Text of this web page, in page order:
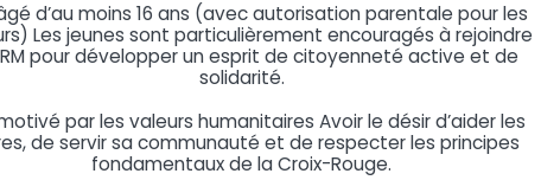
d’au moins 16 ans (avec autorisation parentale pour les
Les jeunes sont particulièrement encouragés à rejoindre
pour développer un esprit de citoyenneté active et de
solidarité.
par les valeurs humanitaires Avoir le désir d’aider les
de servir sa communauté et de respecter les principes
fondamentaux de la Croix-Rouge.